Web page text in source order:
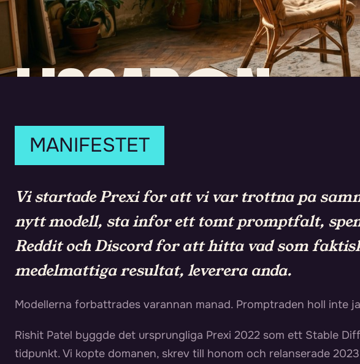
LISSABON.
2023.
TRE
MANIFESTET
Vi startade Prexi for att vi var trottna pa
nytt modell, sta infor ett tomt promptfalt,
Reddit och Discord for att hitta vad som
medelmattiga resultat, leverera anda.
Modellerna forbattrades varannan manad. Promptraden holl inte
Rishit Patel byggde det ursprungliga Prexi 2022 som ett Stable
tidpunkt. Vi kopte domanen, skrev till honom och relanserade